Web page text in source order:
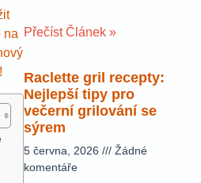
na Přečíst Článek »
Raclette gril recepty:
Nejlepší tipy pro
večerní grilování se
sýrem
5 června, 2026
Žádné
komentáře